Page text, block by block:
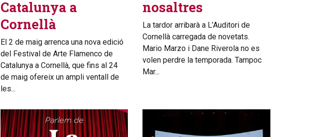
Catalunya a
Cornellà
El 2 de maig arrenca una nova edició
del Festival de Arte Flamenco de
Catalunya a Cornellà, que fins al 24
de maig ofereix un ampli ventall de
les...
nosaltres
La tardor arribarà a L’Auditori de
Cornellà carregada de novetats.
Mario Marzo i Dane Riverola no es
volen perdre la temporada. Tampoc
Mar...